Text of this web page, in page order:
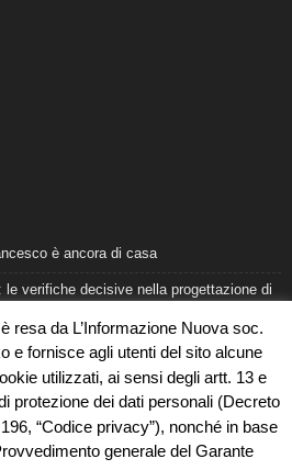
è ancora di casa
le verifiche decisive nella progettazione di
ARPACAL 2026 sulla qualità del mare
camera ardente per l’ultimo saluto
riconoscere i segnali veri
resa da L’Informazione Nuova soc.
e fornisce agli utenti del sito alcune
utilizzati, ai sensi degli artt. 13 e
protezione dei dati personali (Decreto
“Codice privacy”), nonché in base
generale del Garante